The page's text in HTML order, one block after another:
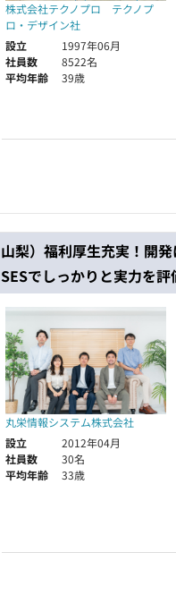
株式会社テクノプロ テクノプ
ロ・デザイン社
設立
1997年06月
社員数
8522名
平均年齢
39歳
山梨）福利厚生充実！開
SESでしっかりと実力を
丸栄情報システム株式会社
設立
2012年04月
社員数
30名
平均年齢
33歳